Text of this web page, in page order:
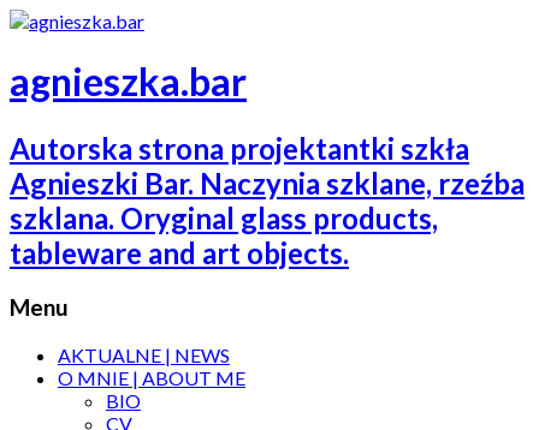
agnieszka.bar
Autorska strona projektantki szkła
Agnieszki Bar. Naczynia szklane, rzeźba
szklana. Oryginal glass products,
tableware and art objects.
Menu
AKTUALNE | NEWS
O MNIE | ABOUT ME
BIO
CV